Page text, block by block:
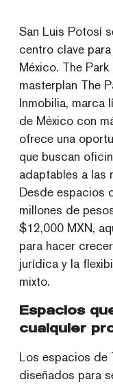
San Luis Potosí
centro clave
México. The
masterplan The
Inmobilia, marca
de México con
ofrece una
que buscan
adaptables a las
Desde espacios
millones de
$12,000 MXN,
para hacer
jurídica y la
mixto.
Espacios
cualquier
Los espacios de
diseñados para